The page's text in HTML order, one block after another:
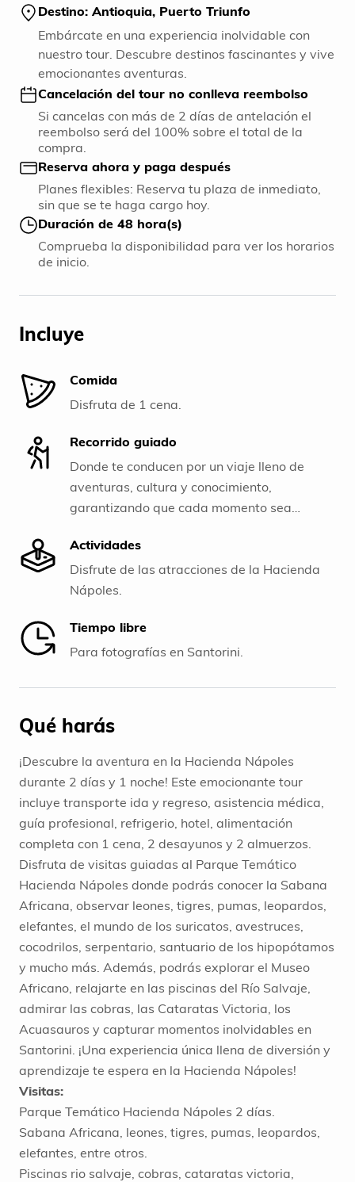
Destino: Antioquia, Puerto Triunfo
Embárcate en una experiencia inolvidable con
nuestro tour. Descubre destinos fascinantes y vive
emocionantes aventuras.
Cancelación del tour no conlleva reembolso
Si cancelas con más de 2 días de antelación el
reembolso será del 100% sobre el total de la
compra.
Reserva ahora y paga después
Planes flexibles: Reserva tu plaza de inmediato,
sin que se te haga cargo hoy.
Duración de 48 hora(s)
Comprueba la disponibilidad para ver los horarios
de inicio.
Incluye
Comida
Disfruta de 1 cena.
Recorrido guiado
Donde te conducen por un viaje lleno de
aventuras, cultura y conocimiento,
garantizando que cada momento sea
Actividades
Disfrute de las atracciones de la Hacienda
Nápoles.
Tiempo libre
Para fotografías en Santorini.
Qué harás
¡Descubre la aventura en la Hacienda Nápoles
durante 2 días y 1 noche! Este emocionante tour
incluye transporte ida y regreso, asistencia médica,
guía profesional, refrigerio, hotel, alimentación
completa con 1 cena, 2 desayunos y 2 almuerzos.
Disfruta de visitas guiadas al Parque Temático
Hacienda Nápoles donde podrás conocer la Sabana
Africana, observar leones, tigres, pumas, leopardos,
elefantes, el mundo de los suricatos, avestruces,
cocodrilos, serpentario, santuario de los hipopótamos
y mucho más. Además, podrás explorar el Museo
Africano, relajarte en las piscinas del Río Salvaje,
admirar las cobras, las Cataratas Victoria, los
Acuasauros y capturar momentos inolvidables en
Santorini. ¡Una experiencia única llena de diversión y
aprendizaje te espera en la Hacienda Nápoles!
Visitas:
Parque Temático Hacienda Nápoles 2 días.
Sabana Africana, leones, tigres, pumas, leopardos,
elefantes, entre otros.
Piscinas rio salvaje, cobras, cataratas victoria,